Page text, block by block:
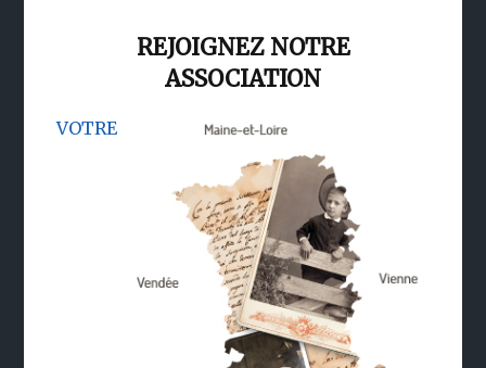
REJOIGNEZ NOTRE
ASSOCIATION
VOTRE